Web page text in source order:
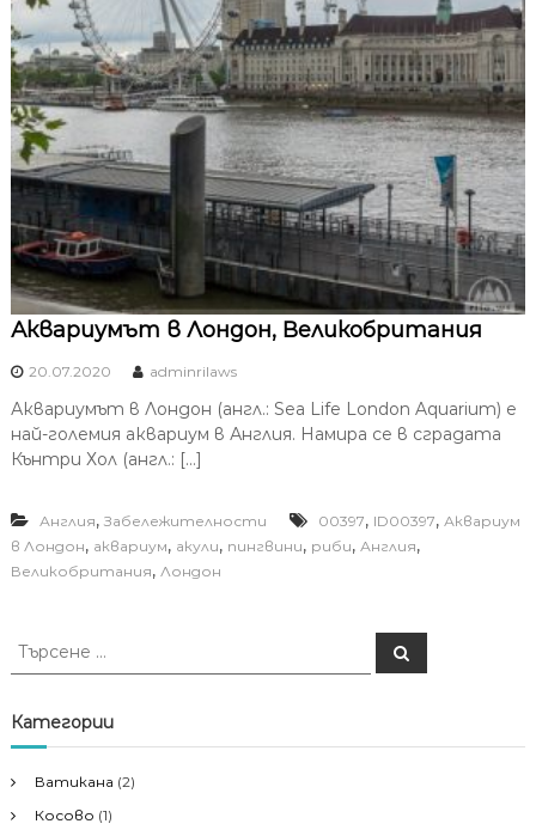
Аквариумът в Лондон, Великобритания
20.07.2020 adminrilaws
Аквариумът в Лондон (англ.: Sea Life London Aquarium) е
най-големия аквариум в Англия. Намира се в сградата
Кънтри Хол (англ.: […]
Англия, Забележителности 00397, ID00397, Аквариум
в Лондон, аквариум, акули, пингвини, риби, Англия,
Великобритания, Лондон
Т
с
е
е
з
Т
ъ
е
Категории
Ватикана (2)
Косово (1)